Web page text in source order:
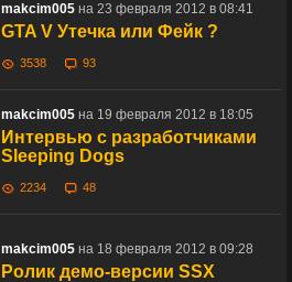
makcim005 на 23 февраля 2012 в 08:41
GTA V Утечка или Фейк ?
3538 93
makcim005 на 19 февраля 2012 в 18:05
Интервью с разработчиками
Sleeping Dogs
2234 48
makcim005 на 18 февраля 2012 в 09:28
Ролик демо-версии SSX